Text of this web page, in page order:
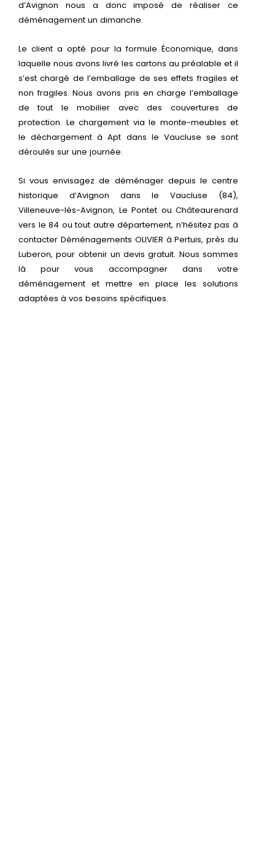
d’Avignon nous a donc imposé de réaliser ce
déménagement un dimanche.
Le client a opté pour la formule Économique, dans
laquelle nous avons livré les cartons au préalable et il
s’est chargé de l’emballage de ses effets fragiles et
non fragiles. Nous avons pris en charge l’emballage
de tout le mobilier avec des couvertures de
protection. Le chargement via le monte-meubles et
le déchargement à Apt dans le Vaucluse se sont
déroulés sur une journée.
Si vous envisagez de déménager depuis le centre
historique d’Avignon dans le Vaucluse (84),
Villeneuve-lès-Avignon, Le Pontet ou Châteaurenard
vers le 84 ou tout autre département, n’hésitez pas à
contacter Déménagements OLIVIER à Pertuis, près du
Luberon, pour obtenir un devis gratuit. Nous sommes
là pour vous accompagner dans votre
déménagement et mettre en place les solutions
adaptées à vos besoins spécifiques.